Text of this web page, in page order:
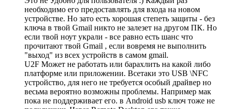
необходимо его предоставлять для входа на новом
устройстве. Но зато есть хорошая степеть защиты - без
ключа в твой Gmail никто не залезет на другом ПК. Но
если твой ноут украли - все равно есть шанс что
прочитают твой Gmail , если вовремя не выполнить
"выход" из всех устройств в самом gmail.
U2F Может не работать или барахлить на какой либо
платформе или приложении. Всетаки это USB \NFC
устройство, для него не требуется особый драйвер но
весьма вероятно возможны проблемы. Например мак
пока не поддерживает его. в Android usb ключ тоже не